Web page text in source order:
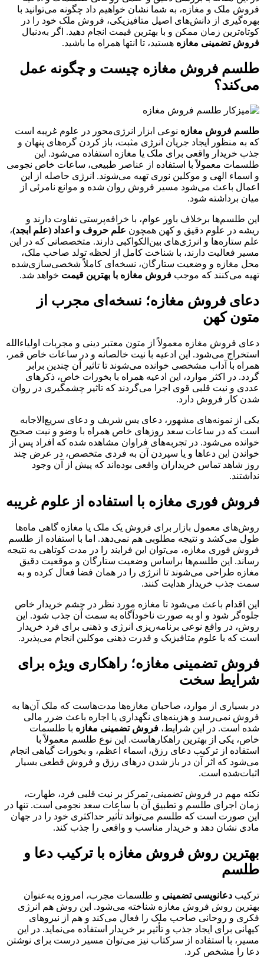
فروش ملک و مغازه، به شما نشان خواهیم داد چگونه می‌توانید با
بهره‌گیری از دانش‌های اصیل متافیزیکی، فروش ملک خود را در
کوتاه‌ترین زمان ممکن و با بهترین قیمت انجام دهید. اگر به‌دنبال
فروش تضمینی مغازه هستید، تا انتها همراه ما باشید.
طلسم فروش مغازه چیست و چگونه عمل
می‌کند؟
طلسم فروش مغازه نوعی ابزار انرژی‌محور در علوم غریبه است
که به منظور ایجاد جریان انرژی مثبت، باز کردن گره‌های پنهان و
جذب خریدار واقعی برای ملک یا مغازه استفاده می‌شود. این
طلسمات معمولاً با استفاده از عناصر طبیعی، ساعات خاص نجومی
و اسماء الهی و موکلین نوری تهیه می‌شوند. انرژی حاصله از این
اعمال باعث می‌شود مسیر فروش روان شده و موانع نامرئی از
میان برداشته شود.
این طلسم‌ها برخلاف باور عوام، با خرافه‌پرستی تفاوت دارند و
ریشه در علوم دقیق و کهن همچون علم حروف و اعداد (علم ابجد)،
علم ستاره‌ها و انرژی‌های بین‌الکواکبی دارند. متخصصانی که در این
مسیر فعالیت دارند، با شناخت کامل از لحظه تولد صاحب ملک،
محل مغازه و وضعیت ستارگان، نسخه‌ای کاملاً شخصی‌سازی‌شده
تهیه می‌کنند که موجب فروش مغازه با بهترین قیمت خواهد شد.
دعای فروش مغازه؛ نسخه‌ای مجرب از
متون کهن
دعای فروش مغازه معمولاً از متون معتبر دینی و مجربات اولیاءالله
استخراج می‌شود. این ادعیه با نیت خالصانه و در ساعات خاص قمر،
همراه با آداب مشخصی خوانده می‌شوند تا تاثیر آن چندین برابر
گردد. در اکثر موارد، این ادعیه همراه با بخورات خاص، ذکرهای
عددی و نیت قلبی قوی اجرا می‌گردند که تاثیر چشمگیری در روان
شدن کار فروش دارد.
یکی از نمونه‌های مشهور، دعای یس شریف و دعای سریع‌الاجابه
است که در ساعات سعد روزهای خاص همراه با وضو و نیت صحیح
خوانده می‌شود. در تجربه‌های فراوان مشاهده شده که افراد پس از
خواندن این دعاها و یا سپردن آن به فردی متخصص، در عرض چند
روز شاهد تماس خریداران واقعی بوده‌اند که پیش از آن وجود
نداشتند.
فروش فوری مغازه با استفاده از علوم غریبه
روش‌های معمول بازار برای فروش یک ملک یا مغازه گاهی ماه‌ها
طول می‌کشد و نتیجه مطلوبی هم نمی‌دهد. اما با استفاده از طلسم
فروش فوری مغازه، می‌توان این فرایند را در مدت کوتاهی به نتیجه
رساند. این طلسم‌ها براساس وضعیت ستارگان و موقعیت دقیق
مغازه طراحی می‌شوند تا انرژی را در همان فضا فعال کرده و به
سمت جذب خریدار هدایت کنند.
این اقدام باعث می‌شود تا مغازه مورد نظر در چشم خریدار خاص
جلوه‌گر شود و او به صورت ناخودآگاه به سمت آن جذب شود. این
روش، در واقع نوعی برنامه‌ریزی انرژی و ذهنی برای فرد خریدار
است که با علوم متافیزیک و قدرت ذهنی موکلین انجام می‌پذیرد.
فروش تضمینی مغازه؛ راهکاری ویژه برای
شرایط سخت
در بسیاری از موارد، صاحبان مغازه‌ها مدت‌هاست که ملک آن‌ها به
فروش نمی‌رسد و هزینه‌های نگهداری یا اجاره باعث ضرر مالی
شده است. در این شرایط، فروش تضمینی مغازه با طلسمات
خاص، یکی از بهترین راهکارهاست. این نوع طلسم معمولاً با
استفاده از ترکیب دعای رزق، اسماء اعظم، و بخورات گیاهی انجام
می‌شود که اثر آن در باز شدن درهای رزق و فروش قطعی بسیار
اثبات‌شده است.
نکته مهم در فروش تضمینی، تمرکز بر نیت قلبی فرد، طهارت،
زمان اجرای طلسم و تطبیق آن با ساعات سعد نجومی است. تنها در
این صورت است که طلسم می‌تواند تأثیر حداکثری خود را در جهان
مادی نشان دهد و خریدار مناسب و واقعی را جذب کند.
بهترین روش فروش مغازه با ترکیب دعا و
طلسم
ترکیب دعانویسی تضمینی و طلسمات مجرب، امروزه به‌عنوان
بهترین روش فروش مغازه شناخته می‌شود. این روش هم انرژی
فکری و روحانی صاحب ملک را فعال می‌کند و هم از نیروهای
کیهانی برای ایجاد جذب و تأثیر بر خریدار استفاده می‌نماید. در این
مسیر، با استفاده از سرکتاب نیز می‌توان مسیر درست برای نوشتن
دعا را مشخص کرد.